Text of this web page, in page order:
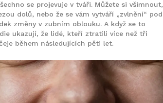
se projevuje v tváři. Můžete si všimnout,
dolů, nebo že se vám vytváří „zvlnění“ pod
změny v zubním oblouku. A když se to
ukazují, že lidé, kteří ztratili více než tři
během následujících pěti let.